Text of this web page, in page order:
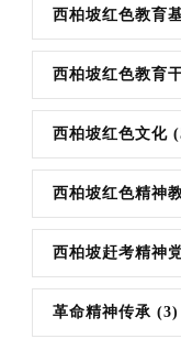
西柏坡红色教育
西柏坡红色教育
西柏坡红色文化
西柏坡红色精神
西柏坡赶考精神
革命精神传承 (3)